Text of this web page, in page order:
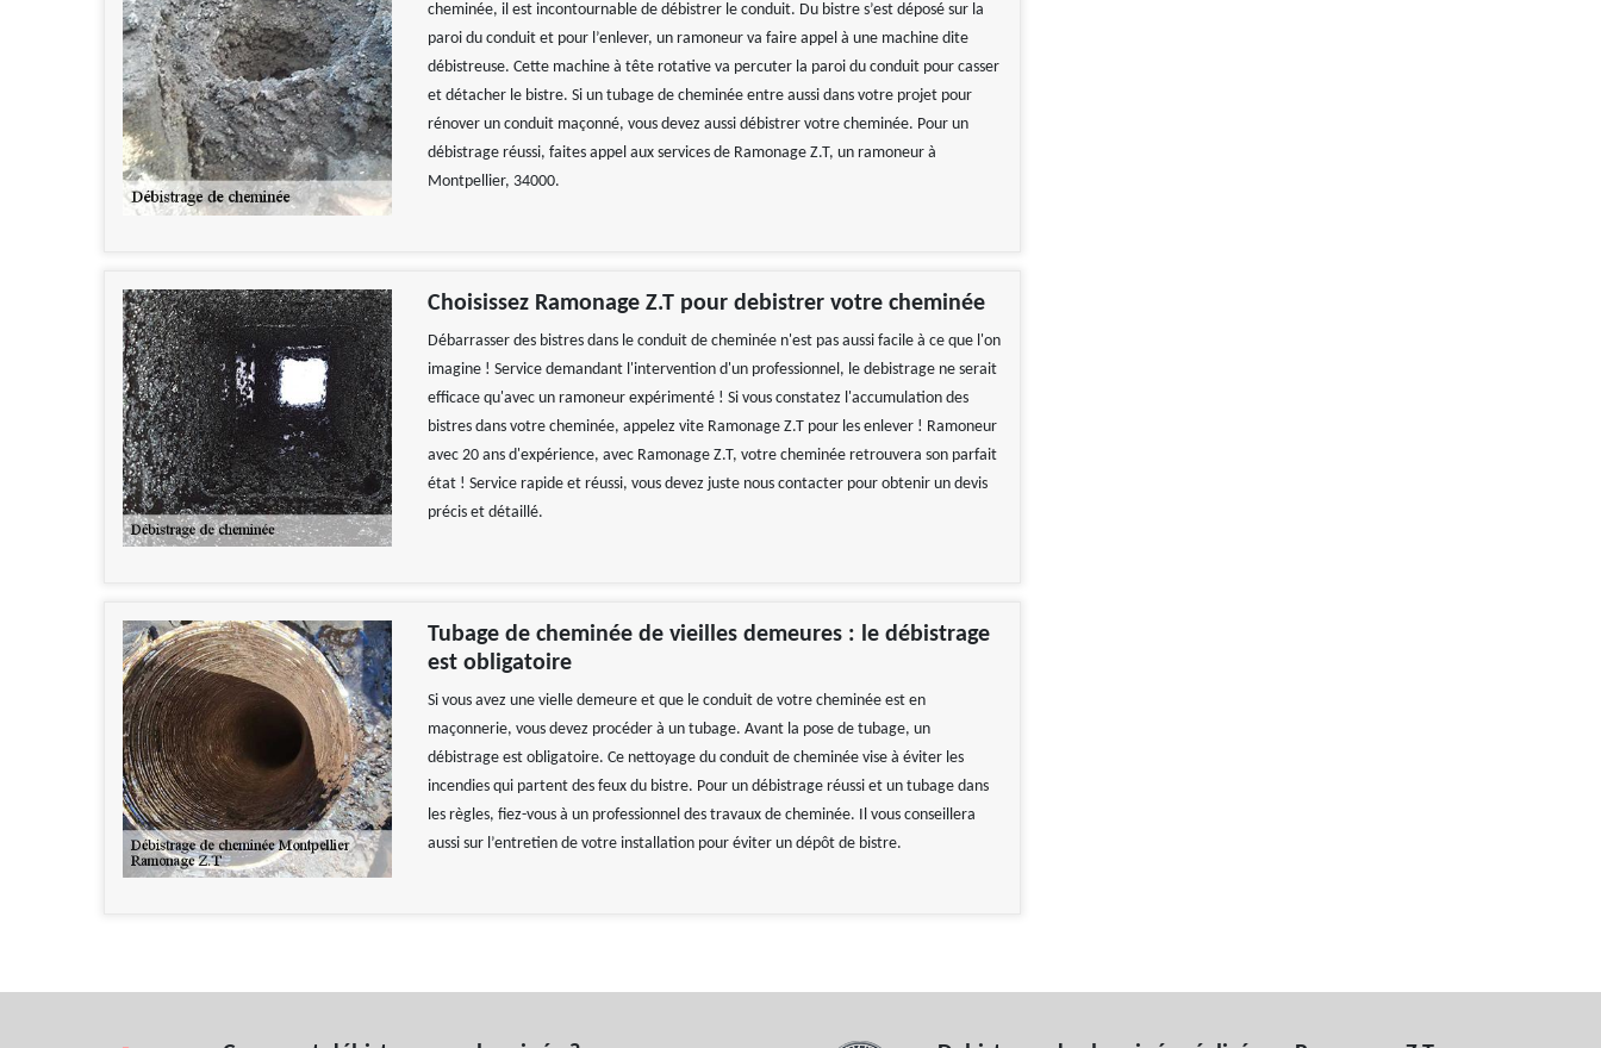
cheminée, il est incontournable de débistrer le conduit. Du bistre s’est déposé sur la
paroi du conduit et pour l’enlever, un ramoneur va faire appel à une machine dite
débistreuse. Cette machine à tête rotative va percuter la paroi du conduit pour casser
et détacher le bistre. Si un tubage de cheminée entre aussi dans votre projet pour
rénover un conduit maçonné, vous devez aussi débistrer votre cheminée. Pour un
débistrage réussi, faites appel aux services de Ramonage Z.T, un ramoneur à
Montpellier, 34000.
Choisissez Ramonage Z.T pour debistrer votre cheminée
Débarrasser des bistres dans le conduit de cheminée n'est pas aussi facile à ce que l'on
imagine ! Service demandant l'intervention d'un professionnel, le debistrage ne serait
efficace qu'avec un ramoneur expérimenté ! Si vous constatez l'accumulation des
bistres dans votre cheminée, appelez vite Ramonage Z.T pour les enlever ! Ramoneur
avec 20 ans d'expérience, avec Ramonage Z.T, votre cheminée retrouvera son parfait
état ! Service rapide et réussi, vous devez juste nous contacter pour obtenir un devis
précis et détaillé.
Tubage de cheminée de vieilles demeures : le débistrage
est obligatoire
Si vous avez une vielle demeure et que le conduit de votre cheminée est en
maçonnerie, vous devez procéder à un tubage. Avant la pose de tubage, un
débistrage est obligatoire. Ce nettoyage du conduit de cheminée vise à éviter les
incendies qui partent des feux du bistre. Pour un débistrage réussi et un tubage dans
les règles, fiez-vous à un professionnel des travaux de cheminée. Il vous conseillera
aussi sur l’entretien de votre installation pour éviter un dépôt de bistre.